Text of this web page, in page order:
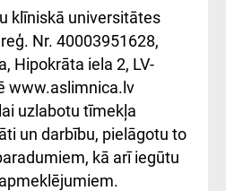
Підтримка Східної
лікарні та співпраця з
Україною
klīniskā universitātes
Nr. 40003951628,
Hipokrāta iela 2, LV-
www.aslimnica.lv
uzlabotu tīmekļa
un darbību, pielāgotu to
kā arī iegūtu